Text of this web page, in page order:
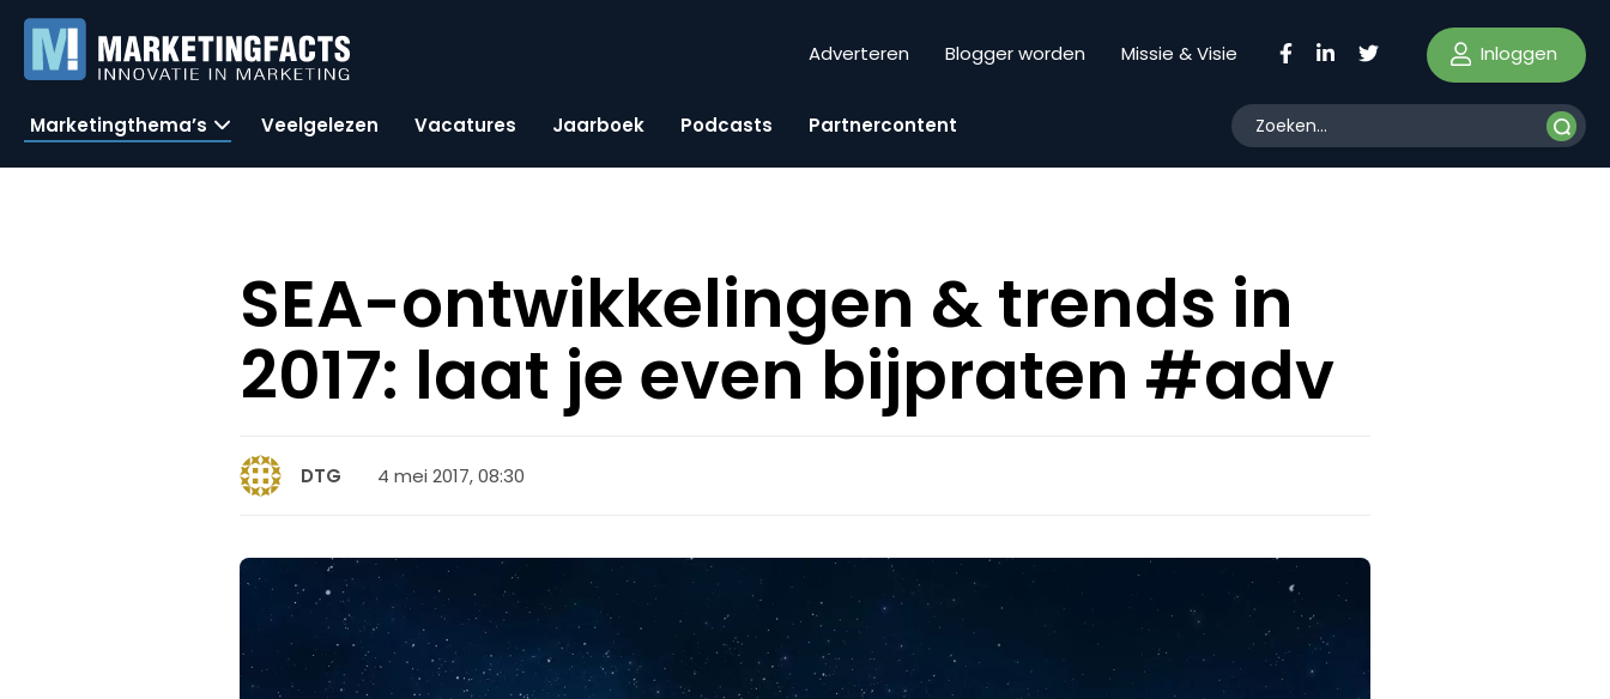
Adverteren Blogger worden Missie & Visie Inloggen
Marketingthema’s Veelgelezen Vacatures Jaarboek Podcasts Partnercontent
SEA-ontwikkelingen & trends in
2017: laat je even bijpraten #adv
DTG 4 mei 2017, 08:30